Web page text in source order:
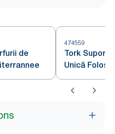
de
474559
Tork
Unică